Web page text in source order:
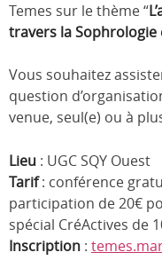
Temes sur le thème “
travers la
Vous souhaitez
question
venue, seul(e) ou à
Lieu : UGC SQY Ouest
Tarif: conférence
participation de 20€
spécial CréActives de
Inscription :